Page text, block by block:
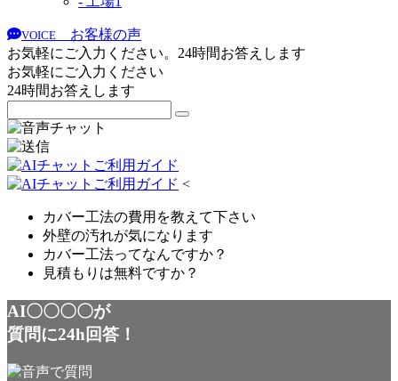
VOICE
お客様の声
お気軽にご入力ください。24時間お答えします
お気軽にご入力ください
24時間お答えします
<
カバー工法の費用を教えて下さい
外壁の汚れが気になります
カバー工法ってなんですか？
見積もりは無料ですか？
AI〇〇〇〇が
質問に24h回答！